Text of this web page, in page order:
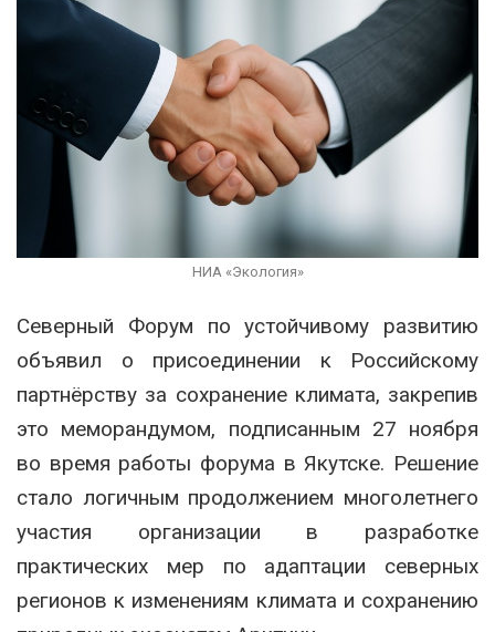
НИА «Экология»
Северный Форум по устойчивому развитию
объявил о присоединении к Российскому
партнёрству за сохранение климата, закрепив
это меморандумом, подписанным 27 ноября
во время работы форума в Якутске. Решение
стало логичным продолжением многолетнего
участия организации в разработке
практических мер по адаптации северных
регионов к изменениям климата и сохранению